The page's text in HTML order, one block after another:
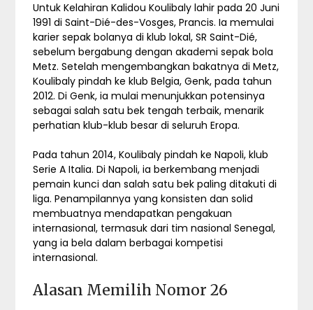
Untuk Kelahiran Kalidou Koulibaly lahir pada 20 Juni
1991 di Saint-Dié-des-Vosges, Prancis. Ia memulai
karier sepak bolanya di klub lokal, SR Saint-Dié,
sebelum bergabung dengan akademi sepak bola
Metz. Setelah mengembangkan bakatnya di Metz,
Koulibaly pindah ke klub Belgia, Genk, pada tahun
2012. Di Genk, ia mulai menunjukkan potensinya
sebagai salah satu bek tengah terbaik, menarik
perhatian klub-klub besar di seluruh Eropa.
Pada tahun 2014, Koulibaly pindah ke Napoli, klub
Serie A Italia. Di Napoli, ia berkembang menjadi
pemain kunci dan salah satu bek paling ditakuti di
liga. Penampilannya yang konsisten dan solid
membuatnya mendapatkan pengakuan
internasional, termasuk dari tim nasional Senegal,
yang ia bela dalam berbagai kompetisi
internasional.
Alasan Memilih Nomor 26